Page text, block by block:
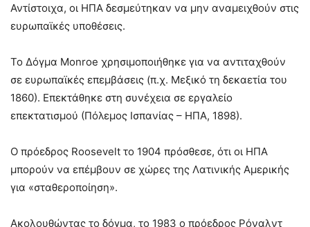
Αντίστοιχα, οι ΗΠΑ δεσμεύτηκαν να μην αναμειχθούν στις
ευρωπαϊκές υποθέσεις.
Το Δόγμα Monroe χρησιμοποιήθηκε για να αντιταχθούν
σε ευρωπαϊκές επεμβάσεις (π.χ. Μεξικό τη δεκαετία του
1860). Επεκτάθηκε στη συνέχεια σε εργαλείο
επεκτατισμού (Πόλεμος Ισπανίας – ΗΠΑ, 1898).
Ο πρόεδρος Roosevelt το 1904 πρόσθεσε, ότι οι ΗΠΑ
μπορούν να επέμβουν σε χώρες της Λατινικής Αμερικής
για «σταθεροποίηση».
Ακολουθώντας το δόγμα, το 1983 ο πρόεδρος Ρόναλντ